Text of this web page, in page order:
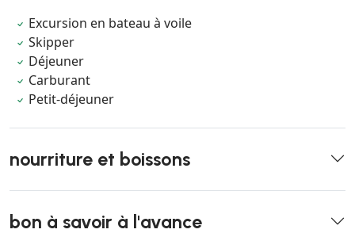
Excursion en bateau à voile
Skipper
Déjeuner
Carburant
Petit-déjeuner
nourriture et boissons
bon à savoir à l'avance